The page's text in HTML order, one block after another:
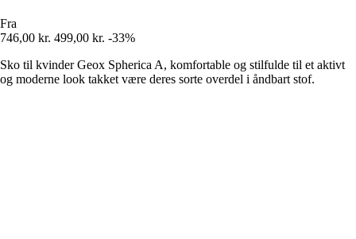
Fra
746,00 kr. 499,00 kr. -33%
Sko til kvinder Geox Spherica A, komfortable og stilfulde til et aktivt
og moderne look takket være deres sorte overdel i åndbart stof.